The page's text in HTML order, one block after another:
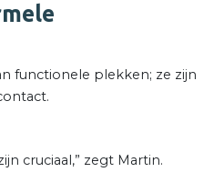
functionele plekken; ze zijn
cruciaal,” zegt Martin.